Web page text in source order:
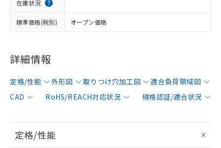
在庫状況
標準価格(税別) オープン価格
詳細情報
定格/性能 外形図 取りつけ穴加工図
適合負荷領域図
CAD
RoHS/REACH対応状況 規格認証/適合状況
定格/性能